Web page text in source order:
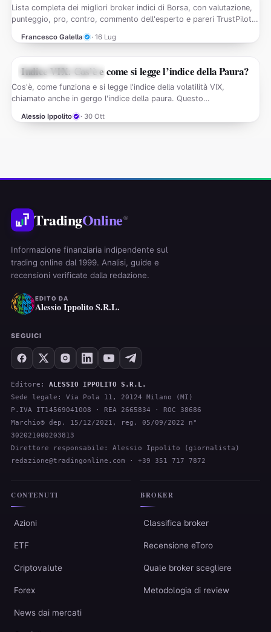
Lista completa dei migliori broker indici di Borsa, con valutazione,
punteggio, pro, contro, commento dell'esperto e pareri TrustPilot…
Francesco Galella · 16 Lug
GUIDE INDICI DI BORSA
Indice VIX: Cos’è e come si legge l’indice della Paura?
Cos'è, come funziona e si legge l'indice della volatilità VIX,
chiamato anche in gergo l'indice della paura. Questo…
Alessio Ippolito · 30 Ott
TradingOnline®
Informazione finanziaria indipendente sul
trading online dal 1999. Analisi, guide e
recensioni verificate dalla redazione.
EDITO DA
Alessio Ippolito S.R.L.
SEGUICI
Editore: ALESSIO IPPOLITO S.R.L.
Sede legale: Via Pola 11, 20124 Milano (MI)
P.IVA IT14569041008 · REA 2665834 · ROC 38686
Marchio® dep. 15/12/2021, reg. 05/09/2022 n°
302021000203813
Direttore responsabile: Alessio Ippolito (giornalista)
redazione@tradingonline.com · +39 351 717 7872
CONTENUTI
Azioni
ETF
Criptovalute
Forex
News dai mercati
BROKER
Classifica broker
Recensione eToro
Quale broker scegliere
Metodologia di review